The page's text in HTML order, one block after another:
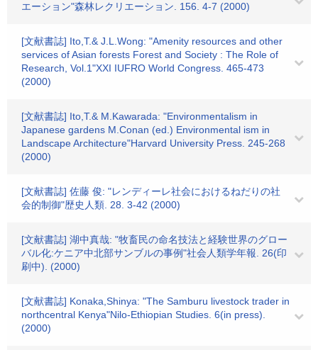
エーション"森林レクリエーション. 156. 4-7 (2000)
[文献書誌] Ito,T.& J.L.Wong: "Amenity resources and other
services of Asian forests Forest and Society : The Role of
Research, Vol.1"XXI IUFRO World Congress. 465-473
(2000)
[文献書誌] Ito,T.& M.Kawarada: "Environmentalism in
Japanese gardens M.Conan (ed.) Environmental ism in
Landscape Architecture"Harvard University Press. 245-268
(2000)
[文献書誌] 佐藤 俊: "レンディーレ社会におけるねだりの社
会的制御"歴史人類. 28. 3-42 (2000)
[文献書誌] 湖中真哉: "牧畜民の命名技法と経験世界のグロー
バル化:ケニア中北部サンブルの事例"社会人類学年報. 26(印
刷中). (2000)
[文献書誌] Konaka,Shinya: "The Samburu livestock trader in
northcentral Kenya"Nilo-Ethiopian Studies. 6(in press).
(2000)